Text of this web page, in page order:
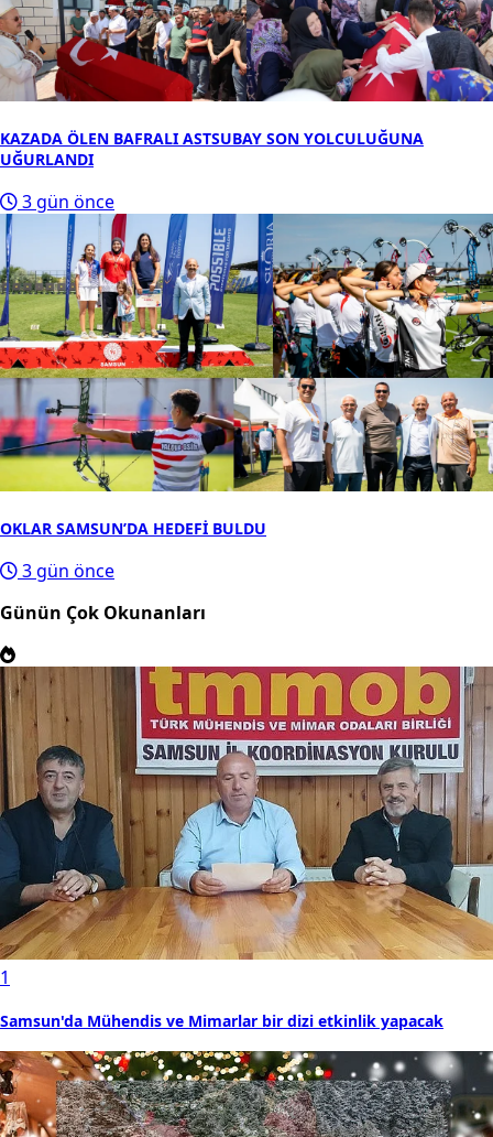
KAZADA ÖLEN BAFRALI ASTSUBAY SON YOLCULUĞUNA
UĞURLANDI
3 gün önce
OKLAR SAMSUN’DA HEDEFİ BULDU
3 gün önce
Günün Çok Okunanları
1
Samsun'da Mühendis ve Mimarlar bir dizi etkinlik yapacak